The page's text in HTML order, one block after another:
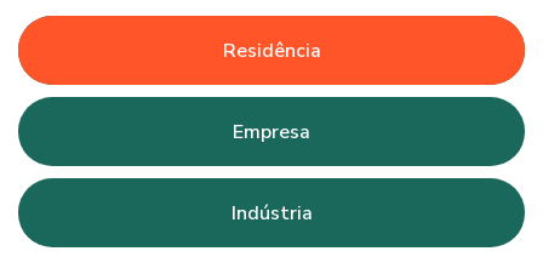
Residência
Empresa
Indústria